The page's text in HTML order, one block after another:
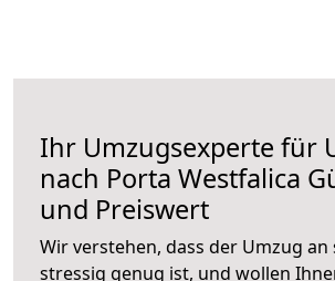
Ihr Umzugsexperte für
nach Porta Westfalica
und Preiswert
Wir verstehen, dass der Umzug an
stressig genug ist, und wollen